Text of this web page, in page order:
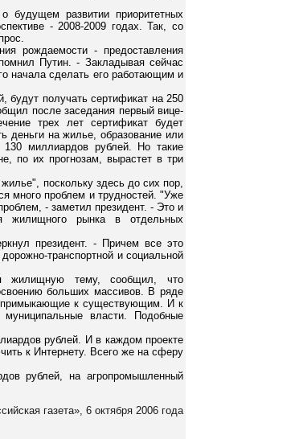
будущем развитии приоритетных
- 2008-2009 годах. Так, со
рождаемости - предоставления
Путин. - Закладывая сейчас
начала сделать его работающим и
будут получать сертификат на 250
после заседания первый вице-
трех лет сертификат будет
деньги на жилье, образование или
130 миллиардов рублей. Но такие
по их прогнозам, вырастет в три
поскольку здесь до сих пор,
много проблем и трудностей. "Уже
- заметил президент. - Это и
жилищного рынка в отдельных
президент. - Причем все это
транспортной и социальной
жилищную тему, сообщил, что
больших массивов. В ряде
примыкающие к существующим. И к
власти. Подобные
рублей. И в каждом проекте
к Интернету. Всего же на сферу
рублей, на агропромышленный
газета», 6 октября 2006 года